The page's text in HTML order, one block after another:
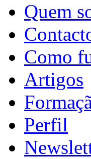
Quem
Como
Artigos
Perfil